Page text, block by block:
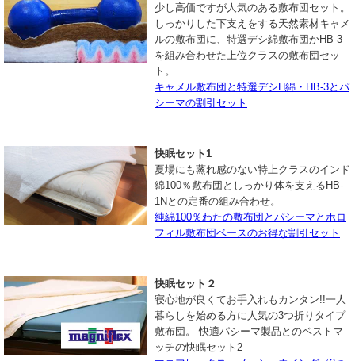
少し高価ですが人気のある敷布団セット。
しっかりした下支えをする天然素材キャメ
ルの敷布団に、特選デシ綿敷布団かHB-3
を組み合わせた上位クラスの敷布団セッ
ト。
キャメル敷布団と特選デシH綿・HB-3とパ
シーマの割引セット
快眠セット1
夏場にも蒸れ感のない特上クラスのインド
綿100％敷布団としっかり体を支えるHB-
1Nとの定番の組み合わせ。
純綿100％わたの敷布団とパシーマとホロ
フィル敷布団ベースのお得な割引セット
快眠セット２
寝心地が良くてお手入れもカンタン!!一人
暮らしを始める方に人気の3つ折りタイプ
敷布団。 快適パシーマ製品とのベストマ
ッチの快眠セット2